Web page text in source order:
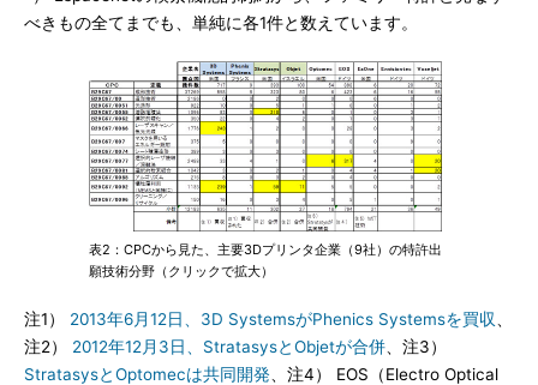
べきもの全てまでも、単純に各1件と数えています。
表2：CPCから見た、主要3Dプリンタ企業（9社）の特許出
願技術分野（クリックで拡大）
注1） 2013年6月12日、3D SystemsがPhenics Systemsを買収
注2） 2012年12月3日、StratasysとObjetが合併 、注3）
StratasysとOptomecは共同開発 、注4） EOS（Electro Optical